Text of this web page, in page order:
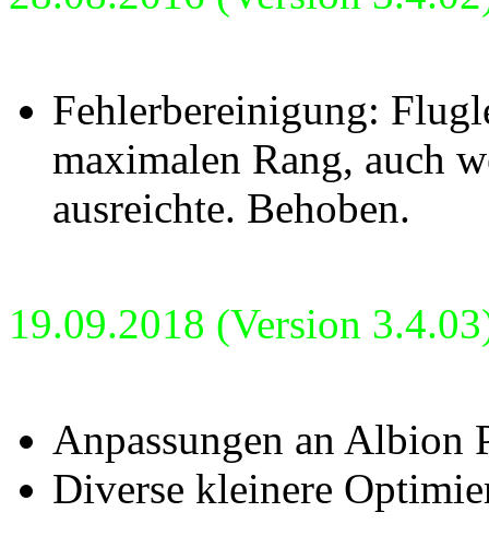
Fehlerbereinigung:
maximalen Rang, auch
ausreichte. Behoben.
19.09.2018 (Version
Anpassungen an Albion
Diverse kleinere